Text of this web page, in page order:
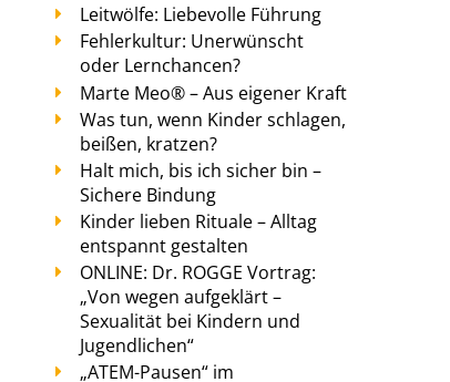
Leitwölfe: Liebevolle Führung
Fehlerkultur: Unerwünscht
oder Lernchancen?
Marte Meo® – Aus eigener Kraft
Was tun, wenn Kinder schlagen,
beißen, kratzen?
Halt mich, bis ich sicher bin –
Sichere Bindung
Kinder lieben Rituale – Alltag
entspannt gestalten
ONLINE: Dr. ROGGE Vortrag:
„Von wegen aufgeklärt –
Sexualität bei Kindern und
Jugendlichen“
„ATEM-Pausen“ im